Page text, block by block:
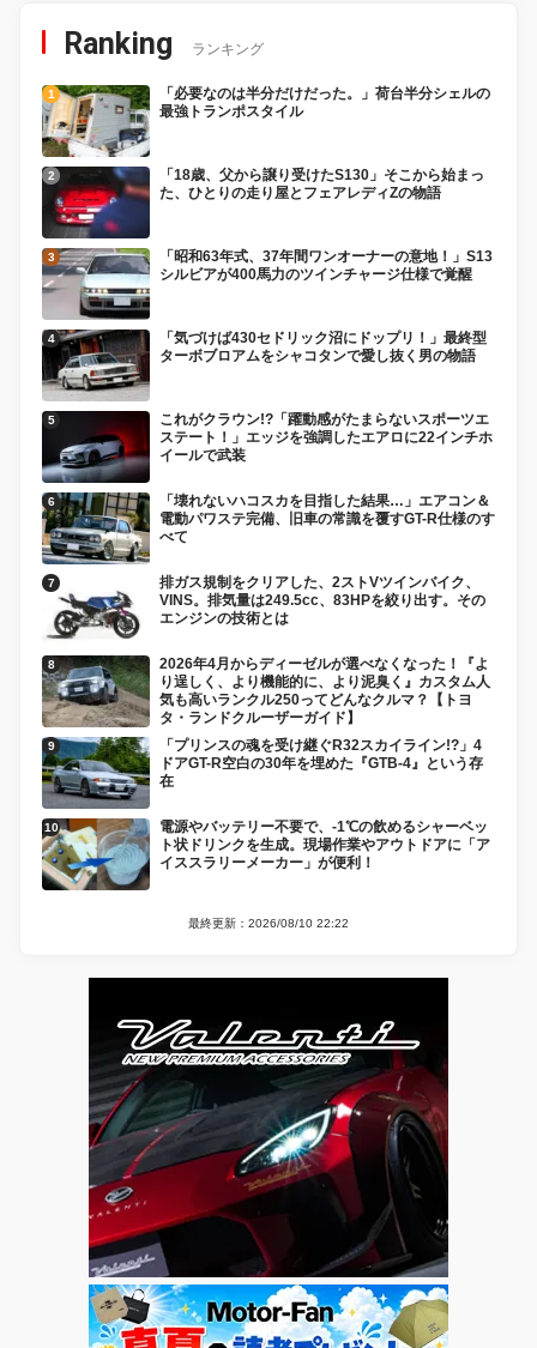
Ranking ランキング
「必要なのは半分だけだった。」荷台半分シェルの
最強トランポスタイル
「18歳、父から譲り受けたS130」そこから始まっ
た、ひとりの走り屋とフェアレディZの物語
「昭和63年式、37年間ワンオーナーの意地！」S13
シルビアが400馬力のツインチャージ仕様で覚醒
「気づけば430セドリック沼にドップリ！」最終型
ターボブロアムをシャコタンで愛し抜く男の物語
これがクラウン!?「躍動感がたまらないスポーツエ
ステート！」エッジを強調したエアロに22インチホ
イールで武装
「壊れないハコスカを目指した結果…」エアコン＆
電動パワステ完備、旧車の常識を覆すGT-R仕様のす
べて
排ガス規制をクリアした、2ストVツインバイク、
VINS。排気量は249.5cc、83HPを絞り出す。その
エンジンの技術とは
2026年4月からディーゼルが選べなくなった！『よ
り逞しく、より機能的に、より泥臭く』カスタム人
気も高いランクル250ってどんなクルマ？【トヨ
タ・ランドクルーザーガイド】
「プリンスの魂を受け継ぐR32スカイライン!?」4
ドアGT-R空白の30年を埋めた『GTB-4』という存
在
電源やバッテリー不要で、-1℃の飲めるシャーベッ
ト状ドリンクを生成。現場作業やアウトドアに「ア
イススラリーメーカー」が便利！
最終更新：2026/08/10 22:22